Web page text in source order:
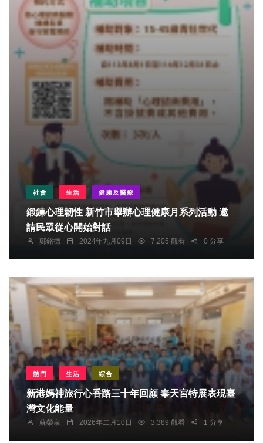
社會 生活 健康及醫療
鍛鍊心理韌性 新竹市舉辦心理健康月系列活動 邀
請民眾從心開始對話
鄭銘德 2024年九月09日 7,205 觀看 0 分享
熱門 生活 綜合
新港媽神旅行心香路三十年回顧 奉天宮特展表現臺
灣文化能量
蘇榮泉 2026年二月10日 3,389 觀看 1 分享